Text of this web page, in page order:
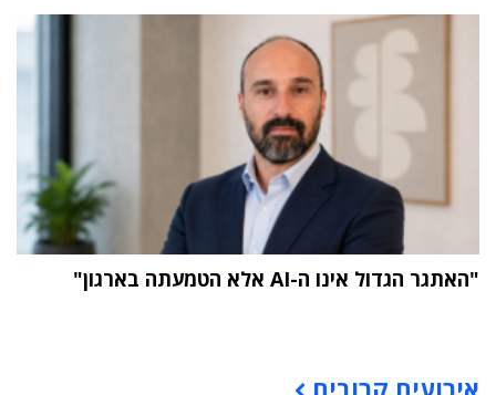
"האתגר הגדול אינו ה-AI אלא הטמעתה בארגון"
אירועים קרובים